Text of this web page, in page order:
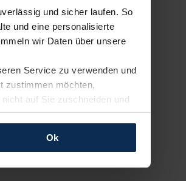
und sicher laufen. So
und eine personalisierte
wir Daten über unsere
Service zu verwenden und
zustimmen möchten,
auf Sie zuschneiden und
jederzeit anpassen
Ok